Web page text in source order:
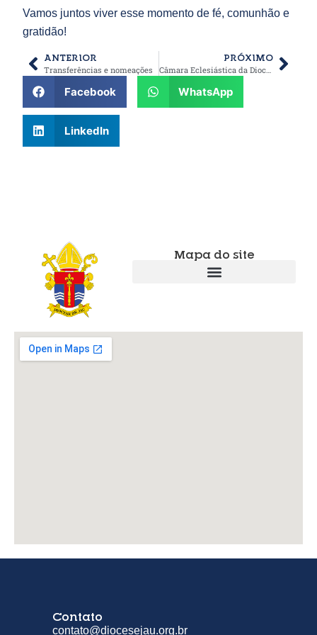
Vamos juntos viver esse momento de fé, comunhão e
gratidão!
ANTERIOR
Transferências e nomeações
PRÓXIMO
Câmara Eclesiástica da Diocese de Jaú
Facebook WhatsApp
LinkedIn
Mapa do site
Contato
contato@diocesejau.org.br